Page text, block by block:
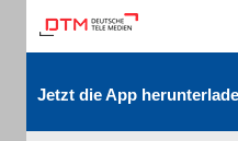
Jetzt die App